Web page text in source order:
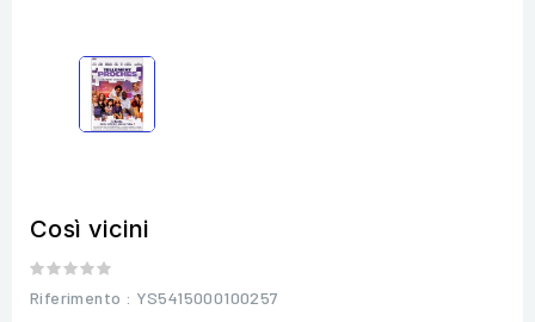
Così vicini
Riferimento : YS5415000100257